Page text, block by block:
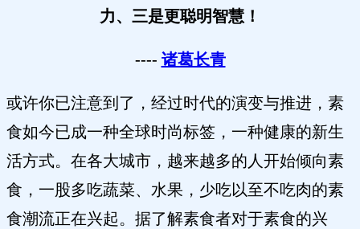
力、三是更聪明智慧！
---- 诸葛长青
或许你已注意到了，经过时代的演变与推进，素
食如今已成一种全球时尚标签，一种健康的新生
活方式。在各大城市，越来越多的人开始倾向素
食，一股多吃蔬菜、水果，少吃以至不吃肉的素
食潮流正在兴起。据了解素食者对于素食的兴